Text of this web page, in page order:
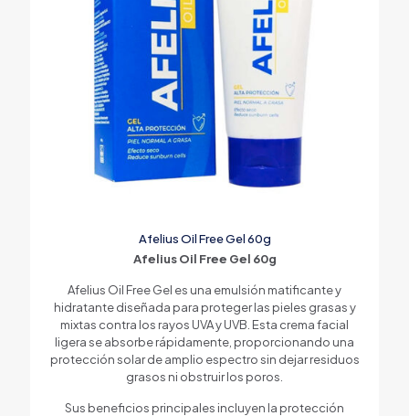
Afelius Oil Free Gel 60g
Afelius Oil Free Gel 60g
Afelius Oil Free Gel es una emulsión matificante y
hidratante diseñada para proteger las pieles grasas y
mixtas contra los rayos UVA y UVB. Esta crema facial
ligera se absorbe rápidamente, proporcionando una
protección solar de amplio espectro sin dejar residuos
grasos ni obstruir los poros.
Sus beneficios principales incluyen la protección